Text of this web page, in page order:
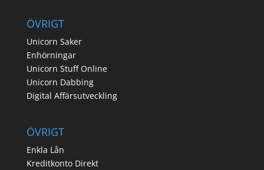
ÖVRIGT
Unicorn Saker
Enhörningar
Unicorn Stuff Online
Unicorn Dabbing
Digital Affärsutveckling
ÖVRIGT
Enkla Lån
Kreditkonto Direkt